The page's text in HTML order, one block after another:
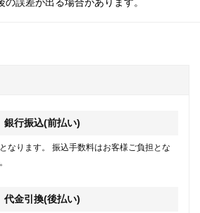
銀行振込(前払い)
なります。 振込手数料はお客様ご負担とな
代金引換(後払い)